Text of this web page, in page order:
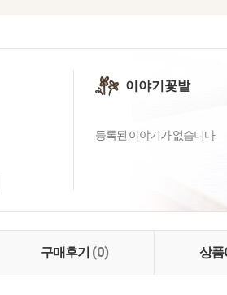
이야기꽃밭
등록된 이야기가 없습니다.
구매후기 (0) 상품